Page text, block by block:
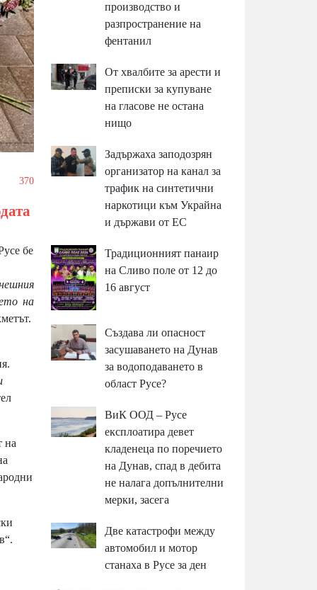
370
бе
на
на
производство и
разпространение на
фентанил
От хвалбите за арести и
преписки за купуване
на гласове не остана
нищо
Задържаха заподозрян
организатор на канал за
трафик на синтетични
наркотици към Украйна
и държави от ЕС
Традиционният панаир
на Сливо поле от 12 до
16 август
Създава ли опасност
засушаването на Дунав
за водоподаването в
област Русе?
ВиК ООД – Русе
експлоатира девет
кладенеца по поречието
на Дунав, спад в дебита
не налага допълнителни
мерки, засега
Две катастрофи между
автомобил и мотор
станаха в Русе за ден